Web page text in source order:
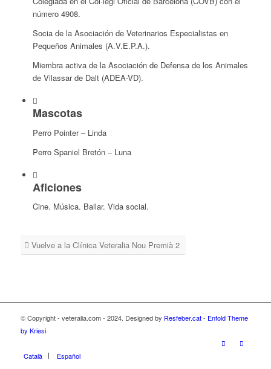
número 4908.
Socia de la Asociación de Veterinarios Especialistas en
Pequeños Animales (A.V.E.P.A.).
Miembra activa de la Asociación de Defensa de los Animales
de Vilassar de Dalt (ADEA-VD).
Mascotas
Perro Pointer – Linda
Perro Spaniel Bretón – Luna
Aficiones
Cine. Música. Bailar. Vida social.
Vuelve a la Clínica Veteralia Nou Premià 2
© Copyright - veteralia.com - 2024. Designed by Resfeber.cat- Enfold Theme
by Kriesi
Català Español